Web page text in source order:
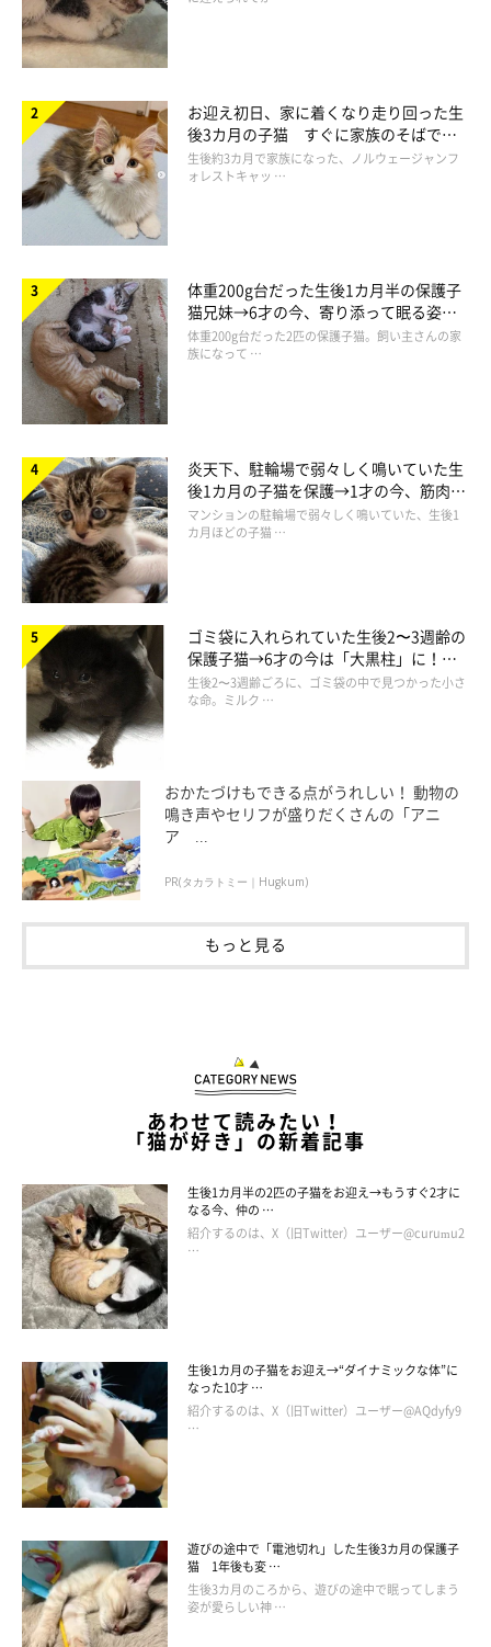
お迎え初日、家に着くなり走り回った生
後3カ月の子猫 すぐに家族のそばで落
ち着く姿に「迎えてよかった」
生後約3カ月で家族になった、ノルウェージャンフ
ォレストキャッ …
体重200g台だった生後1カ月半の保護子
猫兄妹→6才の今、寄り添って眠る姿に
ほっこり！
体重200g台だった2匹の保護子猫。飼い主さんの家
族になって …
炎天下、駐輪場で弱々しく鳴いていた生
後1カ月の子猫を保護→1才の今、筋肉質
でツンデレなコに成長
マンションの駐輪場で弱々しく鳴いていた、生後1
カ月ほどの子猫 …
ゴミ袋に入れられていた生後2〜3週齢の
保護子猫→6才の今は「大黒柱」に！
美しい黒猫に成長した姿にグッとくる
生後2〜3週齢ごろに、ゴミ袋の中で見つかった小さ
な命。ミルク …
おかたづけもできる点がうれしい！ 動物の
鳴き声やセリフが盛りだくさんの「アニ
ア ...
PR(タカラトミー｜Hugkum)
もっと見る
あわせて読みたい！
「猫が好き」の新着記事
生後1カ月半の2匹の子猫をお迎え→もうすぐ2才に
なる今、仲の …
紹介するのは、X（旧Twitter）ユーザー@curumu2
…
生後1カ月の子猫をお迎え→“ダイナミックな体”に
なった10才 …
紹介するのは、X（旧Twitter）ユーザー@AQdyfy9
…
遊びの途中で「電池切れ」した生後3カ月の保護子
猫 1年後も変 …
生後3カ月のころから、遊びの途中で眠ってしまう
姿が愛らしい神 …